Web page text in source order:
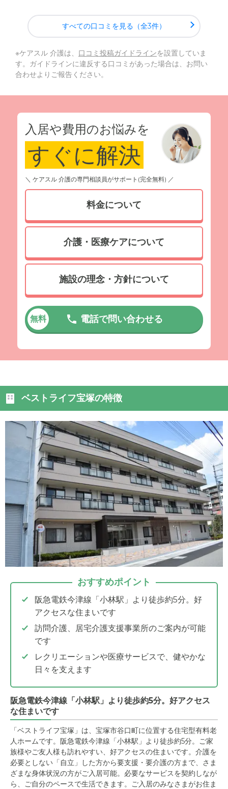
すべての口コミを見る（全3件）
※ケアスル 介護は、 口コミ投稿ガイドラインを設置していま
す。ガイドラインに違反する口コミがあった場合は、お問い
合わせよりご報告ください。
入居や費用のお悩みを
すぐに解決
＼ ケアスル 介護の専門相談員がサポート(完全無料) ／
料金について
介護・医療ケアについて
施設の理念・方針について
無料 電話で問い合わせる
ベストライフ宝塚の特徴
おすすめポイント
阪急電鉄今津線「小林駅」より徒歩約5分。好
アクセスな住まいです
訪問介護、居宅介護支援事業所のご案内が可能
です
レクリエーションや医療サービスで、健やかな
日々を支えます
阪急電鉄今津線「小林駅」より徒歩約5分。好アクセス
な住まいです
「ベストライフ宝塚」は、宝塚市谷口町に位置する住宅型有料老
人ホームです。阪急電鉄今津線「小林駅」より徒歩約5分。ご家
族様やご友人様も訪れやすい、好アクセスの住まいです。介護を
必要としない「自立」した方から要支援・要介護の方まで、さま
ざまな身体状況の方がご入居可能。必要なサービスを契約しなが
ら、ご自分のペースで生活できます。ご入居のみなさまがお住ま